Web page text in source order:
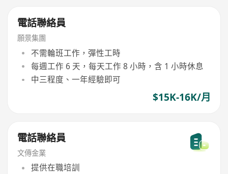
電話聯絡員
願景集團
不需輪班工作，彈性工時
每週工作 6 天，每天工作 8 小時，含 1 小時休息
中三程度、一年經驗即可
$15K-16K/月
電話聯絡員
文傳金業
提供在職培訓